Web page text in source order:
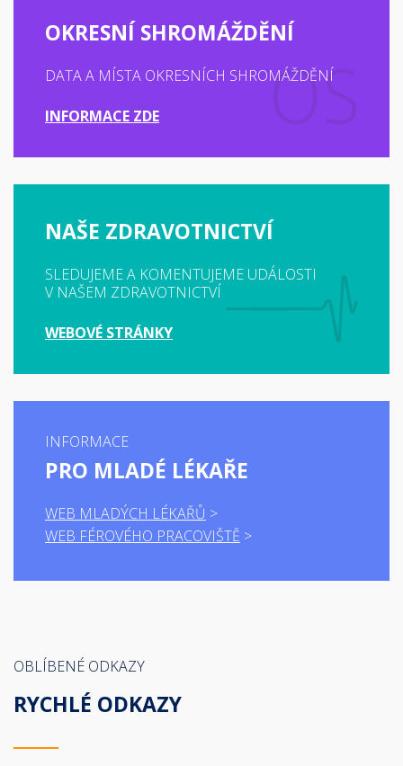
OKRESNÍ SHROMÁŽDĚNÍ
DATA A MÍSTA OKRESNÍCH SHROMÁŽDĚNÍ
INFORMACE ZDE
NAŠE ZDRAVOTNICTVÍ
SLEDUJEME A KOMENTUJEME UDÁLOSTI
V NAŠEM ZDRAVOTNICTVÍ
WEBOVÉ STRÁNKY
INFORMACE
PRO MLADÉ LÉKAŘE
WEB MLADÝCH LÉKAŘŮ
WEB FÉROVÉHO PRACOVIŠTĚ
OBLÍBENÉ ODKAZY
RYCHLÉ ODKAZY